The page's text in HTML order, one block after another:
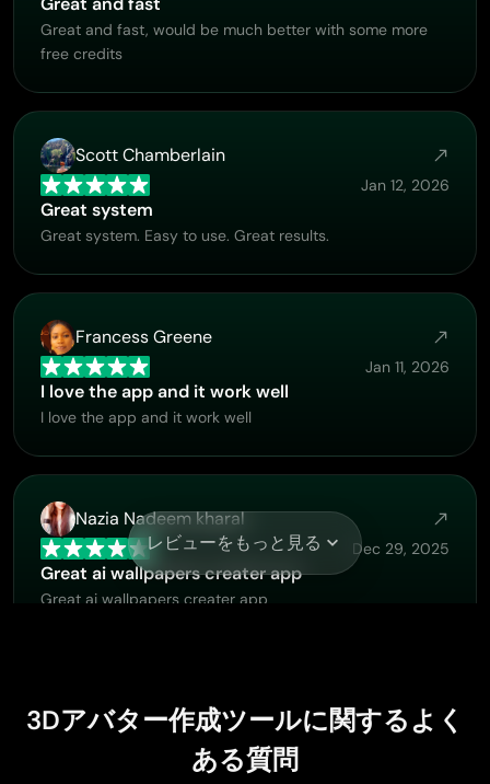
Great and fast, would be much better with some more
free credits
Scott Chamberlain
Jan 12, 2026
Great system
Great system. Easy to use. Great results.
Francess Greene
Jan 11, 2026
I love the app and it work well
I love the app and it work well
Nazia Nadeem kharal
Dec 29, 2025
Great ai wallpapers creater app
Great ai wallpapers creater app
Nov 18, 2025
レビューをもっと見る
3Dアバター作成ツールに関するよく
ある質問